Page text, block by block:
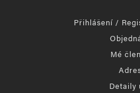
Přihlášení /
Mé
Detaily